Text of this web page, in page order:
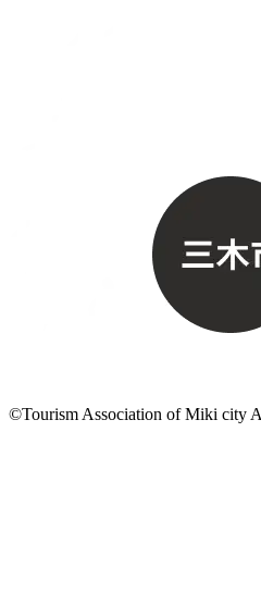
©Tourism Association of Miki city